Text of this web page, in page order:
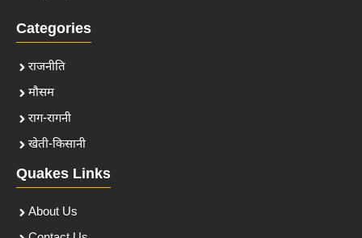
Categories
राजनीति
मौसम
राग-रागनी
खेती-किसानी
Quakes Links
About Us